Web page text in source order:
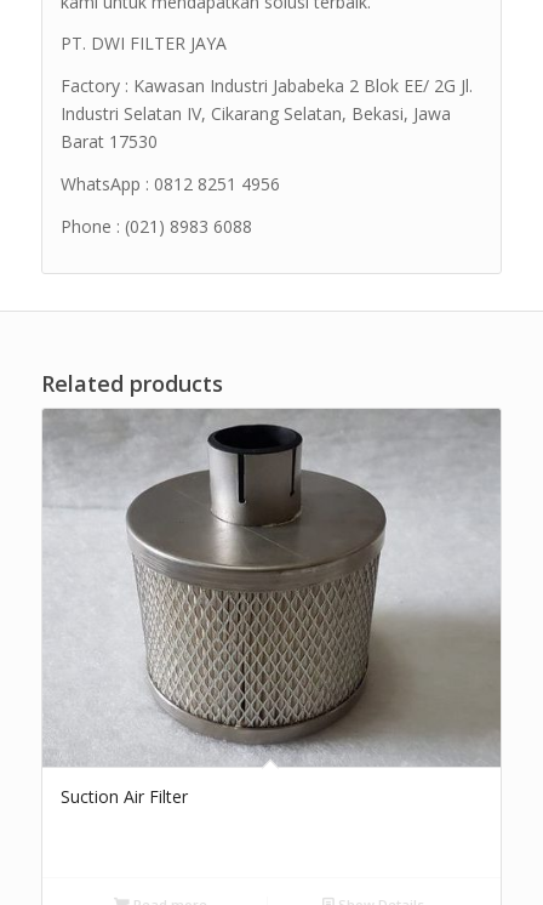
PT. DWI FILTER JAYA
Factory : Kawasan Industri Jababeka 2 Blok EE/ 2G Jl.
Industri Selatan IV, Cikarang Selatan, Bekasi, Jawa
Barat 17530
WhatsApp : 0812 8251 4956
Phone : (021) 8983 6088
Related products
Suction Air Filter